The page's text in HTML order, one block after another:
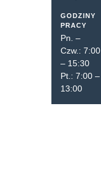
GODZINY
PRACY
Pn. –
Czw.: 7:00
– 15:30
Pt.: 7:00 –
13:00